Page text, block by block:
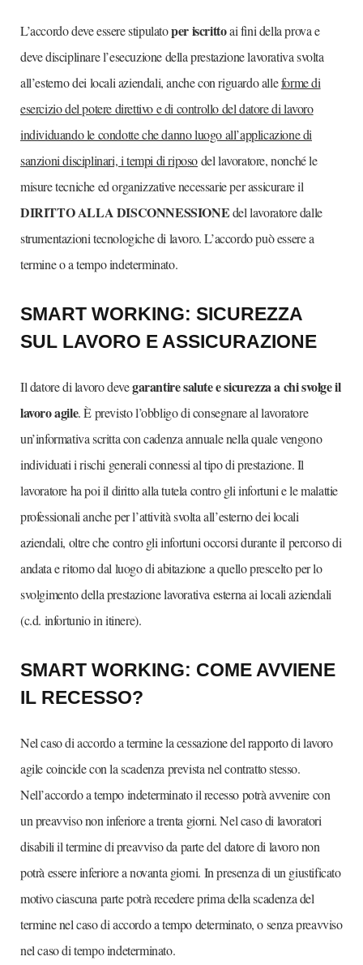
L’accordo deve essere stipulatoper iscrittoai fini della prova e
deve disciplinare l’esecuzione della prestazione lavorativa svolta
all’esterno dei locali aziendali, anche con riguardo alleforme di
esercizio del potere direttivo e di controllo del datore di lavoro
individuando le condotte che danno luogo all’applicazione di
sanzioni disciplinari, i tempi di riposodel lavoratore, nonché le
misure tecniche ed organizzative necessarie per assicurare il
DIRITTO ALLA DISCONNESSIONEdel lavoratore dalle
strumentazioni tecnologiche di lavoro. L’accordo può essere a
termine o a tempo indeterminato.
SMART WORKING: SICUREZZA
SUL LAVORO E ASSICURAZIONE
Il datore di lavoro devegarantire salute e sicurezza a chi svolge il
lavoro agile. È previsto l’obbligo di consegnare al lavoratore
un’informativa scritta con cadenza annuale nella quale vengono
individuati i rischi generali connessi al tipo di prestazione. Il
lavoratore ha poi il diritto alla tutela contro gli infortuni e le malattie
professionali anche per l’attività svolta all’esterno dei locali
aziendali, oltre che contro gli infortuni occorsi durante il percorso di
andata e ritorno dal luogo di abitazione a quello prescelto per lo
svolgimento della prestazione lavorativa esterna ai locali aziendali
(c.d. infortunio in itinere).
SMART WORKING: COME AVVIENE
IL RECESSO?
Nel caso di accordo a termine la cessazione del rapporto di lavoro
agile coincide con la scadenza prevista nel contratto stesso.
Nell’accordo a tempo indeterminato il recesso potrà avvenire con
un preavviso non inferiore a trenta giorni. Nel caso di lavoratori
disabili il termine di preavviso da parte del datore di lavoro non
potrà essere inferiore a novanta giorni. In presenza di un giustificato
motivo ciascuna parte potrà recedere prima della scadenza del
termine nel caso di accordo a tempo determinato, o senza preavviso
nel caso di tempo indeterminato.